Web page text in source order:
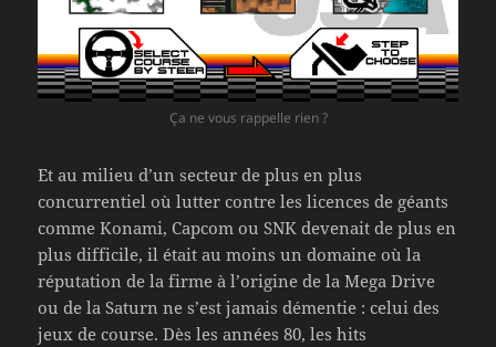
Ça ne vous rappelle rien ?
Et au milieu d’un secteur de plus en plus
concurrentiel où lutter contre les licences de géants
comme Konami, Capcom ou SNK devenait de plus en
plus difficile, il était au moins un domaine où la
réputation de la firme à l’origine de la Mega Drive
ou de la Saturn ne s’est jamais démentie : celui des
jeux de course. Dès les années 80, les hits